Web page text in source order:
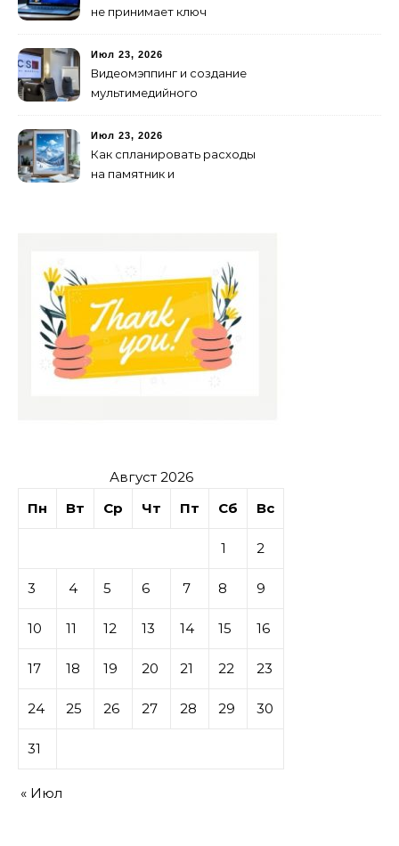
не принимает ключ
Июл 23, 2026
Видеомэппинг и создание
мультимедийного
будущего для пространств
Июл 23, 2026
Как спланировать расходы
на памятник и
Август 2026
Пн
Вт Ср Чт Пт Сб Вс
1 2
3 4 5 6 7 8 9
10 11 12 13 14 15 16
17 18 19 20 21 22 23
24 25 26 27 28 29 30
31
« Июл